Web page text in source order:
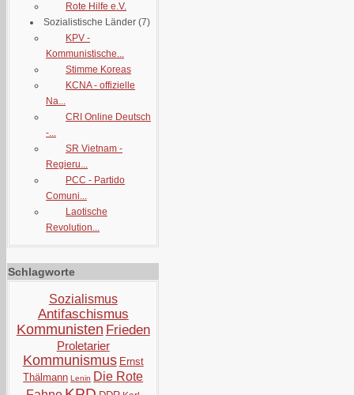
Rote Hilfe e.V.
Sozialistische Länder (7)
KPV -
Kommunistische...
Stimme Koreas
KCNA - offizielle
Na...
CRI Online Deutsch
-...
SR Vietnam -
Regieru...
PCC - Partido
Comuni...
Laotische
Revolution...
Schlagworte
Sozialismus
Antifaschismus
Kommunisten Frieden
Proletarier
Kommunismus Ernst
Thälmann Lenin Die Rote